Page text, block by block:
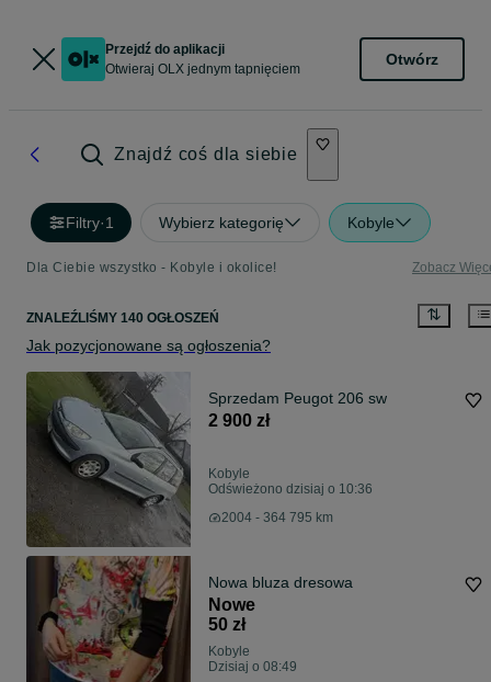
Przejdź do aplikacji
Otwieraj OLX jednym tapnięciem
Otwórz
Znajdź coś dla siebie
Filtry·1 Wybierz kategorię Kobyle
Dla Ciebie wszystko - Kobyle i okolice! Zobacz
ZNALEŹLIŚMY 140 OGŁOSZEŃ
Jak pozycjonowane są ogłoszenia?
Sprzedam Peugot 206 sw
2 900 zł
Kobyle
Odświeżono dzisiaj o 10:36
2004 - 364 795 km
Nowa bluza dresowa
Nowe
50 zł
Kobyle
Dzisiaj o 08:49